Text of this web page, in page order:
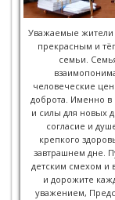
Уважаемые жители
прекрасным и
семьи.
человеческие
доброта. Именно в
и силы для новых
согласие и
крепкого
завтрашнем дне.
детским смехом и
и дорожите
уважением,